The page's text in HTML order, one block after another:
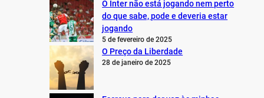
O Inter não está jogando nem perto
do que sabe, pode e deveria estar
jogando
5 de fevereiro de 2025
O Preço da Liberdade
28 de janeiro de 2025